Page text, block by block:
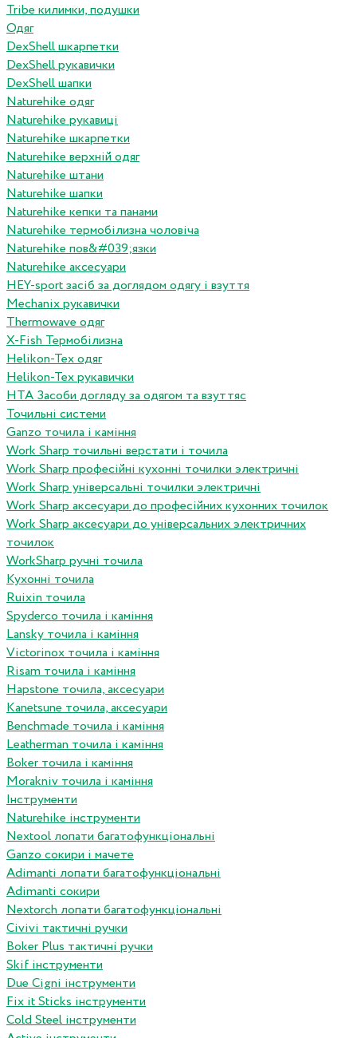
Tribe килимки, подушки
Одяг
DexShell шкарпетки
DexShell рукавички
DexShell шапки
Naturehike одяг
Naturehike рукавиці
Naturehike шкарпетки
Naturehike верхній одяг
Naturehike штани
Naturehike шапки
Naturehike кепки та панами
Naturehike термобілизна чоловіча
Naturehike пов&#039;язки
Naturehike аксесуари
HEY-sport засіб за доглядом одягу і взуття
Mechanix рукавички
Thermowave одяг
X-Fish Термобілизна
Helikon-Tex одяг
Helikon-Tex рукавички
HTA Засоби догляду за одягом та взуттяс
Точильні системи
Ganzo точила і каміння
Work Sharp точильні верстати і точила
Work Sharp професiйнi кухоннi точилки электричнi
Work Sharp унiверсальнi точилки электричнi
Work Sharp аксесуари до професiйних кухонних точилок
Work Sharp аксесуари до унiверсальних электричних
точилок
WorkSharp ручні точила
Кухонні точила
Ruixin точила
Spyderco точила і каміння
Lansky точила і каміння
Victorinox точила і каміння
Risam точила і каміння
Hapstone точила, аксесуари
Kanetsune точила, аксесуари
Benchmade точила і каміння
Leatherman точила і каміння
Boker точила і каміння
Morakniv точила і каміння
Інструменти
Naturehike інструменти
Nextool лопати багатофункціональні
Ganzo сокири і мачете
Adimanti лопати багатофункціональні
Adimanti сокири
Nextorch лопати багатофункціональні
Сivivi тактичні ручки
Boker Plus тактичні ручки
Skif інструменти
Due Cigni інструменти
Fix it Sticks інструменти
Сold Steel інструменти